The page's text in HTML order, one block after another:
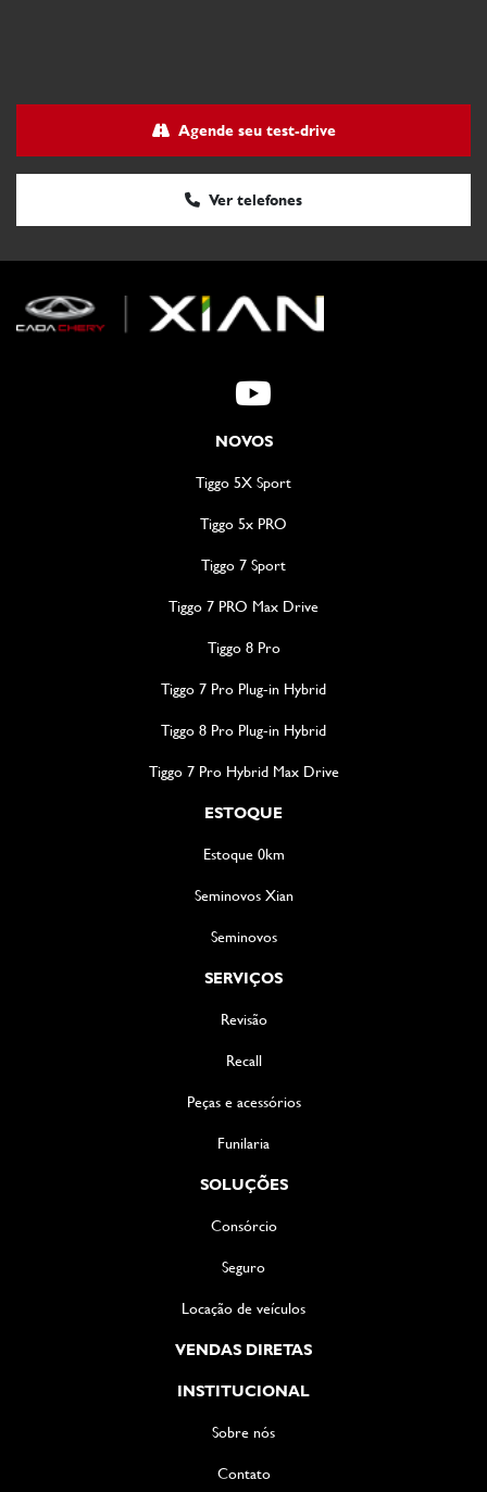
Ver telefones
Agende seu test-drive
NOVOS
Tiggo 5X Sport
Tiggo 5x PRO
Tiggo 7 Sport
Tiggo 7 PRO Max Drive
Tiggo 8 Pro
Tiggo 7 Pro Plug-in Hybrid
Tiggo 8 Pro Plug-in Hybrid
Tiggo 7 Pro Hybrid Max Drive
ESTOQUE
Estoque 0km
Seminovos Xian
Seminovos
SERVIÇOS
Revisão
Recall
Peças e acessórios
Funilaria
SOLUÇÕES
Consórcio
Seguro
Locação de veículos
VENDAS DIRETAS
INSTITUCIONAL
Sobre nós
Contato